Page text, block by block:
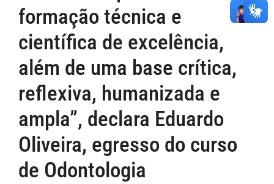
formação técnica e
científica de excelência,
além de uma base crítica,
reflexiva, humanizada e
ampla”, declara Eduardo
Oliveira, egresso do curso
de Odontologia